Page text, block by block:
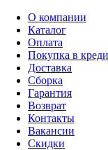
О компании
Каталог
Оплата
Покупка в
Доставка
Сборка
Гарантия
Возврат
Контакты
Вакансии
Скидки